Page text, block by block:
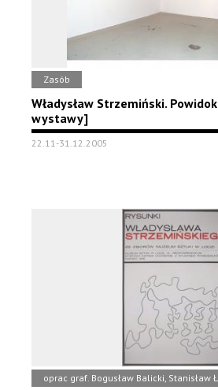
Zasób
Władysław Strzemiński.
wystawy]
22.11-31.12.2005
oprac graf. Bogusław Balicki, Stanisław